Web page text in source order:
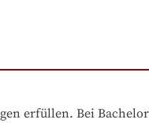
erfüllen. Bei